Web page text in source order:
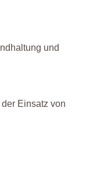
und
Einsatz von